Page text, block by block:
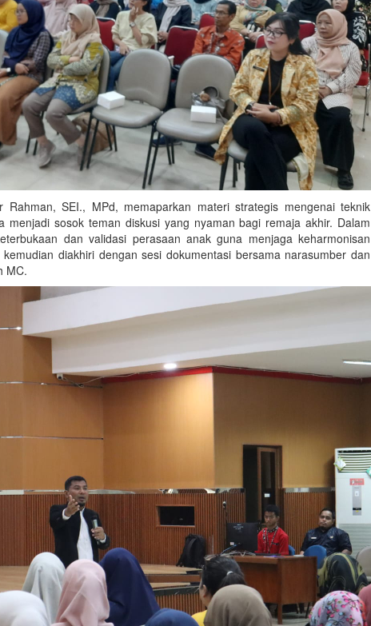
Rahman, SEI., MPd, memaparkan materi strategis mengenai teknik
sosok teman diskusi yang nyaman bagi remaja akhir. Dalam
dan validasi perasaan anak guna menjaga keharmonisan
diakhiri dengan sesi dokumentasi bersama narasumber dan
MC.